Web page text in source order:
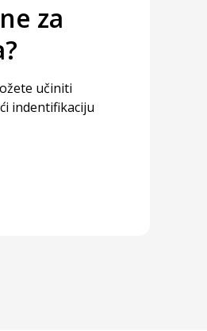
za
učiniti
indentifikaciju